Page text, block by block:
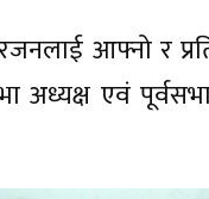
आफ्नो र
अध्यक्ष एवं